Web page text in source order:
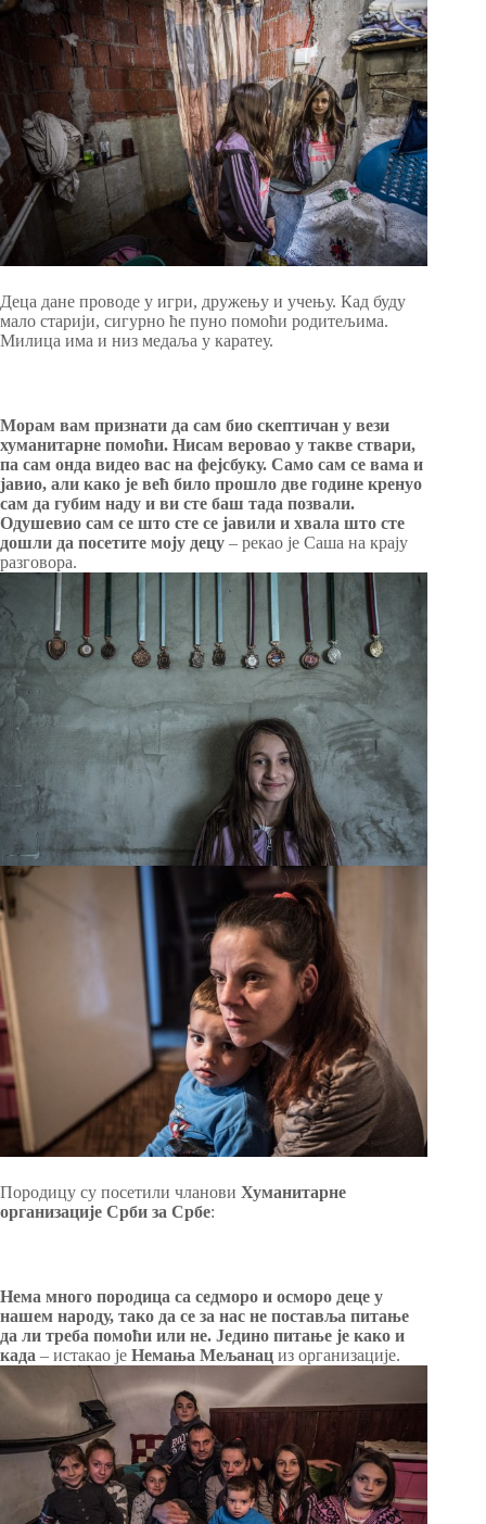
Деца дане проводе у игри, дружењу и учењу. Кад буду
мало старији, сигурно ће пуно помоћи родитељима.
Милица има и низ медаља у каратеу.
Морам вам признати да сам био скептичан у вези
хуманитарне помоћи. Нисам веровао у такве ствари,
па сам онда видео вас на фејсбуку. Само сам се вама и
јавио, али како је већ било прошло две године кренуо
сам да губим наду и ви сте баш тада позвали.
Одушевио сам се што сте се јавили и хвала што сте
дошли да посетите моју децу – рекао је Саша на крају
разговора.
Породицу су посетили чланови Хуманитарне
организације Срби за Србе:
Нема много породица са седморо и осморо деце у
нашем народу, тако да се за нас не поставља питање
да ли треба помоћи или не. Једино питање је како и
када – истакао је Немања Мељанац из организације.